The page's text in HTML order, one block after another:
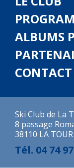
ALBUMS
CONTACT
Ski Club de La
8 passage
38110 LA
Tél. 04 74